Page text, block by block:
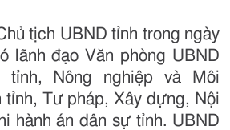
tịch UBND tỉnh trong ngày
lãnh đạo Văn phòng UBND
tỉnh, Nông nghiệp và Môi
tỉnh, Tư pháp, Xây dựng, Nội
hành án dân sự tỉnh. UBND